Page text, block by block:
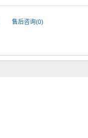
售后咨询(0)